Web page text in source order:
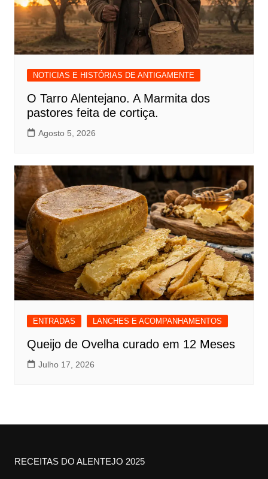
NOTICIAS E HISTÓRIAS DE ANTIGAMENTE
O Tarro Alentejano. A Marmita dos
pastores feita de cortiça.
Agosto 5, 2026
ENTRADAS LANCHES E ACOMPANHAMENTOS
Queijo de Ovelha curado em 12 Meses
Julho 17, 2026
RECEITAS DO ALENTEJO 2025